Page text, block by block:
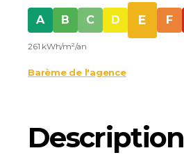
A B C D E F
261 kWh/m²/an
Barème de l'agence
Description